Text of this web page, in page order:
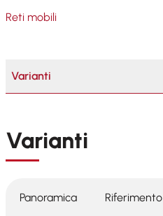
Reti mobili
Varianti
Varianti
Panoramica Riferimento